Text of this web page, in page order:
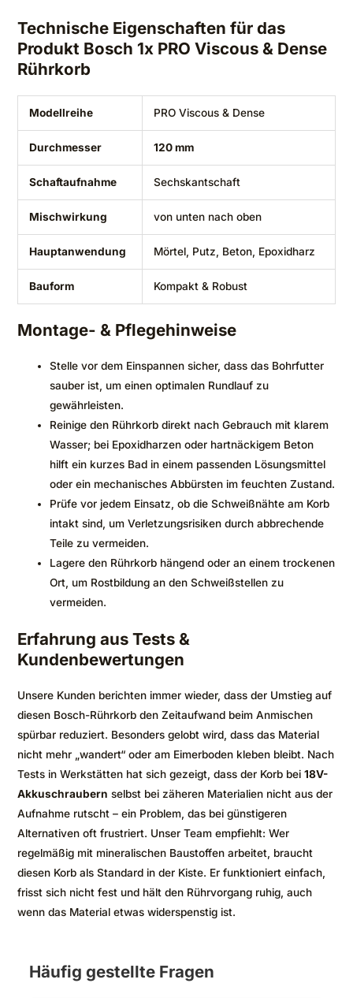
Technische Eigenschaften für das
Produkt Bosch 1x PRO Viscous & Dense
Rührkorb
Modellreihe PRO Viscous & Dense
Durchmesser 120 mm
Schaftaufnahme Sechskantschaft
Mischwirkung von unten nach oben
Hauptanwendung Mörtel, Putz, Beton, Epoxidharz
Bauform Kompakt & Robust
Montage- & Pflegehinweise
Stelle vor dem Einspannen sicher, dass das Bohrfutter
sauber ist, um einen optimalen Rundlauf zu
gewährleisten.
Reinige den Rührkorb direkt nach Gebrauch mit klarem
Wasser; bei Epoxidharzen oder hartnäckigem Beton
hilft ein kurzes Bad in einem passenden Lösungsmittel
oder ein mechanisches Abbürsten im feuchten Zustand.
Prüfe vor jedem Einsatz, ob die Schweißnähte am Korb
intakt sind, um Verletzungsrisiken durch abbrechende
Teile zu vermeiden.
Lagere den Rührkorb hängend oder an einem trockenen
Ort, um Rostbildung an den Schweißstellen zu
vermeiden.
Erfahrung aus Tests &
Kundenbewertungen
Unsere Kunden berichten immer wieder, dass der Umstieg auf
diesen Bosch-Rührkorb den Zeitaufwand beim Anmischen
spürbar reduziert. Besonders gelobt wird, dass das Material
nicht mehr „wandert“ oder am Eimerboden kleben bleibt. Nach
Tests in Werkstätten hat sich gezeigt, dass der Korb bei 18V-
Akkuschraubern selbst bei zäheren Materialien nicht aus der
Aufnahme rutscht – ein Problem, das bei günstigeren
Alternativen oft frustriert. Unser Team empfiehlt: Wer
regelmäßig mit mineralischen Baustoffen arbeitet, braucht
diesen Korb als Standard in der Kiste. Er funktioniert einfach,
frisst sich nicht fest und hält den Rührvorgang ruhig, auch
wenn das Material etwas widerspenstig ist.
Häufig gestellte Fragen